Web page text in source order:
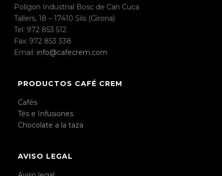
Polígon Industrial Bosc de Can Cuca
Tallers, 18 – 17410 Sils (Girona)
Tel: 972 853 512
Fax: 972 853 338
Email: info@cafecrem.com
PRODUCTOS CAFÉ CREM
Cafés
Tés e Infusiones
Chocolate a la taza
AVISO LEGAL